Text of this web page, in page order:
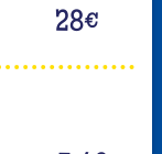
28€